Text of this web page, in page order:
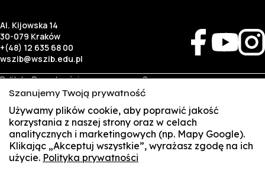
Al. Kijowska 14
30-079 Kraków
+(48) 12 635 68 00
wszib@wszib.edu.pl
Polityka Prywatności
RODO
Identyfikacja wizualna
O nas
Rekrutacja
Studia
Kontakt
Biznes
Wynajem sal
Targi pracy
Student
Multis Multum
Szanujemy Twoją prywatność
Używamy plików cookie, aby poprawić jakość
korzystania z naszej strony oraz w celach
analitycznych i marketingowych (np. Mapy Google).
Klikając „Akceptuj wszystkie”, wyrażasz zgodę na ich
użycie. Polityka prywatności